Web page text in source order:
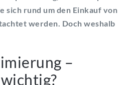
sich rund um den Einkauf von
werden. Doch weshalb
–